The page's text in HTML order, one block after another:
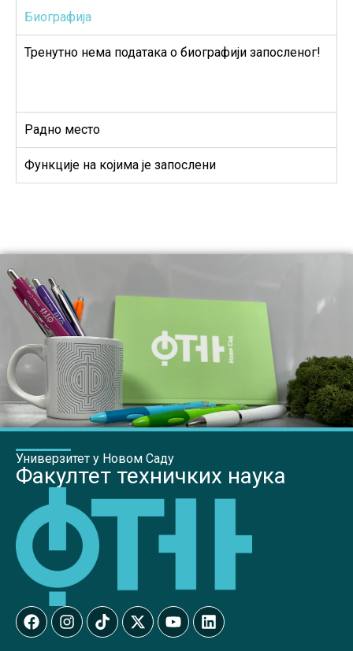
Биографија
Тренутно нема података о биографији запосленог!
Радно место
Функције на којима је запослени
Универзитет у Новом Саду
Факултет техничких наука